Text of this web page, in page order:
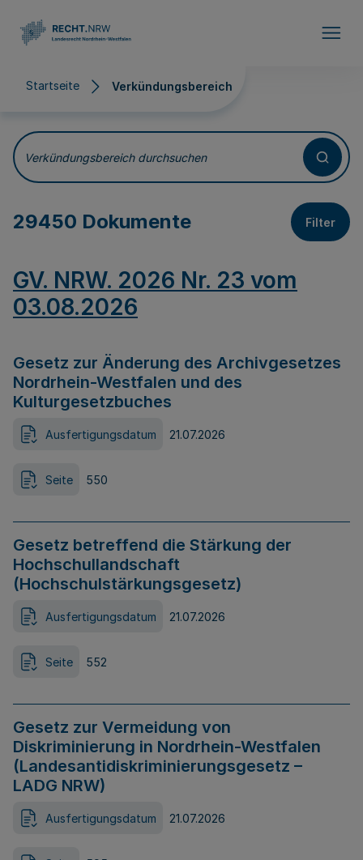
Startseite Verkündungsbereich
Verkündungsbereich
Verkündungsbereich durchsuchen
29450 Dokumente Filter
GV. NRW. 2026 Nr. 23 vom
03.08.2026
Gesetz zur Änderung des Archivgesetzes
Nordrhein-Westfalen und des
Kulturgesetzbuches
Ausfertigungsdatum 21.07.2026
Seite 550
Gesetz betreffend die Stärkung der
Hochschullandschaft
(Hochschulstärkungsgesetz)
Ausfertigungsdatum 21.07.2026
Seite 552
Gesetz zur Vermeidung von
Diskriminierung in Nordrhein-Westfalen
(Landesantidiskriminierungsgesetz –
LADG NRW)
Ausfertigungsdatum 21.07.2026